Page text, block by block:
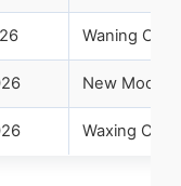
Waning
New Moon
Waxing